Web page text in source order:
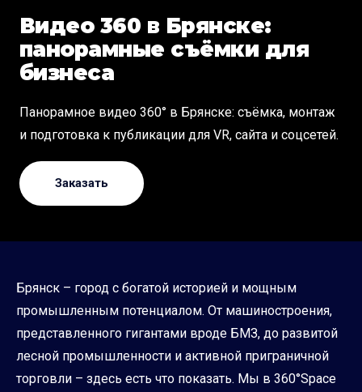
Видео 360 в Брянске:
панорамные съёмки для
бизнеса
Панорамное видео 360° в Брянске: съёмка, монтаж
и подготовка к публикации для VR, сайта и соцсетей.
Заказать
Брянск – город с богатой историей и мощным
промышленным потенциалом. От машиностроения,
представленного гигантами вроде БМЗ, до развитой
лесной промышленности и активной приграничной
торговли – здесь есть что показать. Мы в 360°Space